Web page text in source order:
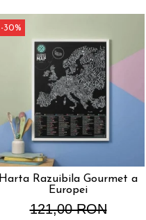
-30%
Harta Razuibila Gourmet a
Europei
121,00 RON